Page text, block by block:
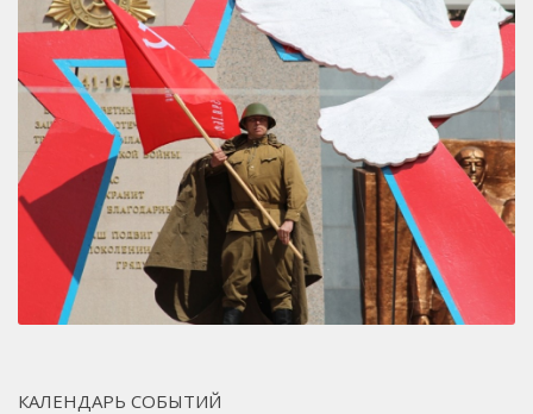
КАЛЕНДАРЬ СОБЫТИЙ